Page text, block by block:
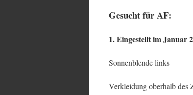
Gesucht für AF:
1. Eingestellt im Januar
Sonnenblende links
Verkleidung oberhalb des